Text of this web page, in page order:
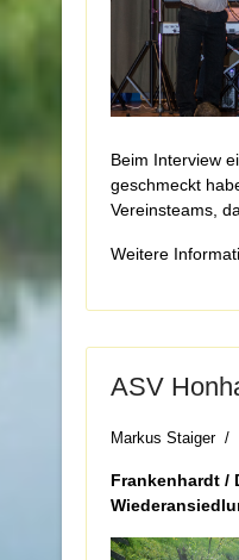
Beim Interview
geschmeckt
Vereinsteams,
Weitere
ASV
Markus Staiger
Frankenhardt /